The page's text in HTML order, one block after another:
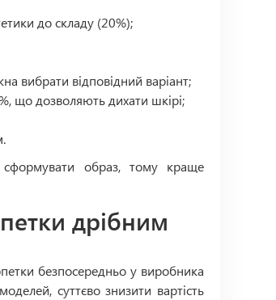
до складу (20%);
вибрати відповідний варіант;
що дозволяють дихати шкірі;
сформувати образ, тому краще
дрібним
безпосередньо у виробника
суттєво знизити вартість